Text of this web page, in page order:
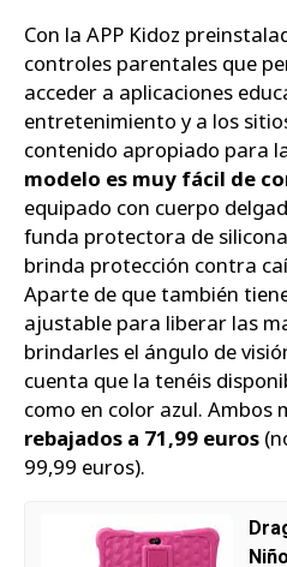
Con la APP Kidoz
controles parentales que
acceder a aplicaciones
entretenimiento y a los
contenido apropiado para
modelo es muy fácil de
equipado con cuerpo
funda protectora de
brinda protección contra
Aparte de que también
ajustable para liberar las
brindarles el ángulo de
cuenta que la tenéis
como en color azul. Ambos
rebajados a 71,99 euros
99,99 euros).